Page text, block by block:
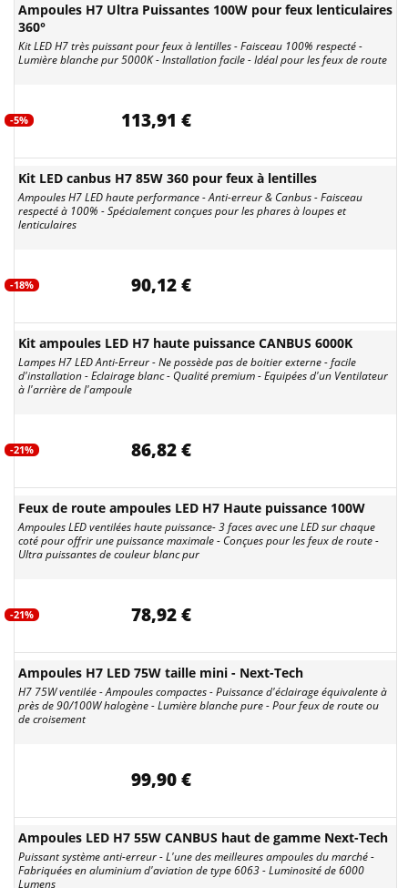
Ampoules H7 Ultra Puissantes 100W pour feux lenticulaires
360°
Kit LED H7 très puissant pour feux à lentilles - Faisceau 100% respecté -
Lumière blanche pur 5000K - Installation facile - Idéal pour les feux de route
-5% 113,91 €
Kit LED canbus H7 85W 360 pour feux à lentilles
Ampoules H7 LED haute performance - Anti-erreur & Canbus - Faisceau
respecté à 100% - Spécialement conçues pour les phares à loupes et
lenticulaires
-18% 90,12 €
Kit ampoules LED H7 haute puissance CANBUS 6000K
Lampes H7 LED Anti-Erreur - Ne possède pas de boitier externe - facile
d'installation - Eclairage blanc - Qualité premium - Equipées d'un Ventilateur
à l'arrière de l'ampoule
-21% 86,82 €
Feux de route ampoules LED H7 Haute puissance 100W
Ampoules LED ventilées haute puissance- 3 faces avec une LED sur chaque
coté pour offrir une puissance maximale - Conçues pour les feux de route -
Ultra puissantes de couleur blanc pur
-21% 78,92 €
Ampoules H7 LED 75W taille mini - Next-Tech
H7 75W ventilée - Ampoules compactes - Puissance d'éclairage équivalente à
près de 90/100W halogène - Lumière blanche pure - Pour feux de route ou
de croisement
99,90 €
Ampoules LED H7 55W CANBUS haut de gamme Next-Tech
Puissant système anti-erreur - L'une des meilleures ampoules du marché -
Fabriquées en aluminium d'aviation de type 6063 - Luminosité de 6000
Lumens